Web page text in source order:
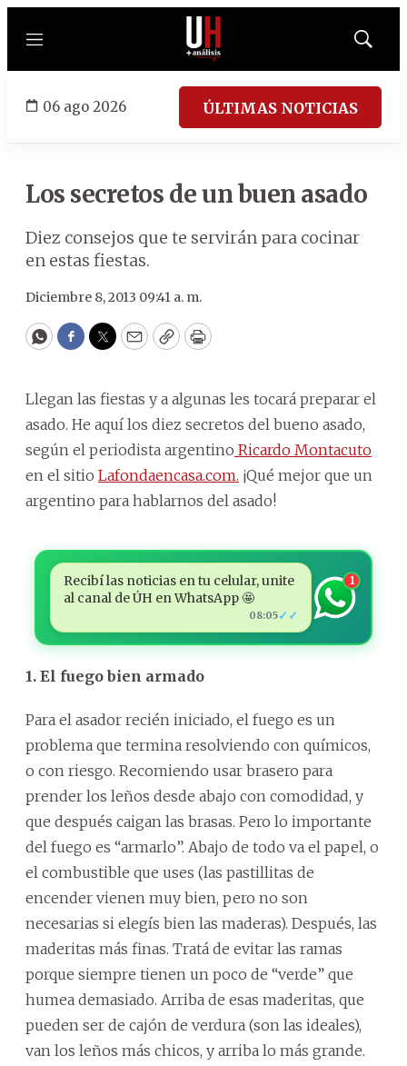
Menú
Mostrar
06 ago 2026 ÚLTIMAS NOTICIAS
Los secretos de un buen asado
Diez consejos que te servirán para cocinar
en estas fiestas.
Diciembre 8, 2013 09:41 a. m.
WhatsApp
Facebook
Twitter
EmailCopyPrint
Llegan las fiestas y a algunas les tocará preparar el
asado. He aquí los diez secretos del bueno asado,
según el periodista argentino Ricardo Montacuto
en el sitio Lafondaencasa.com. ¡Qué mejor que un
argentino para hablarnos del asado!
Recibí las noticias en tu celular, unite
al canal de ÚH en WhatsApp 🤩
08:05✓✓
1
1. El fuego bien armado
Para el asador recién iniciado, el fuego es un
problema que termina resolviendo con químicos,
o con riesgo. Recomiendo usar brasero para
prender los leños desde abajo con comodidad, y
que después caigan las brasas. Pero lo importante
del fuego es “armarlo”. Abajo de todo va el papel, o
el combustible que uses (las pastillitas de
encender vienen muy bien, pero no son
necesarias si elegís bien las maderas). Después, las
maderitas más finas. Tratá de evitar las ramas
porque siempre tienen un poco de “verde” que
humea demasiado. Arriba de esas maderitas, que
pueden ser de cajón de verdura (son las ideales),
van los leños más chicos, y arriba lo más grande.